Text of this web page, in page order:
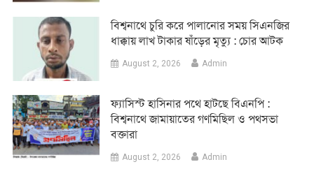
‎বিশ্বনাথে চুরি করে পালানোর সময় সিএনজির
ধাক্কায় লাখ টাকার ষাঁড়ের মৃত্যু : চোর আটক
August 2, 2026 Admin
‎ফ্যাসিস্ট হাসিনার পথে হাটছে বিএনপি :
বিশ্বনাথে জামায়াতের গণমিছিল ও পথসভা
বক্তারা
August 2, 2026 Admin